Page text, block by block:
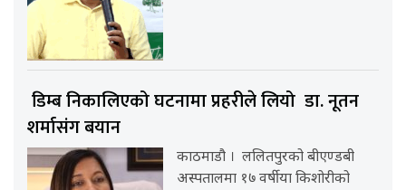
डिम्ब निकालिएको घटनामा प्रहरीले लियो डा. नूतन
शर्मासंग बयान
काठमाडौ । ललितपुरको बीएण्डबी
अस्पतालमा १७ वर्षीया किशोरीको